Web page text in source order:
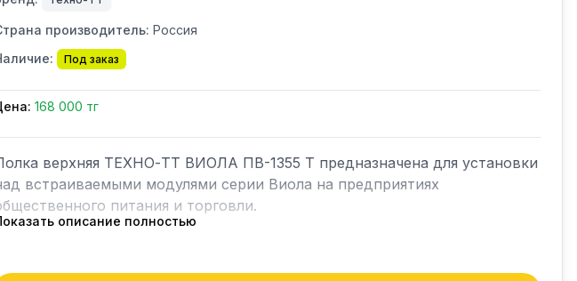
производитель: Россия
Под заказ
168 000 тг
верхняя ТЕХНО-ТТ ВИОЛА ПВ-1355 Т предназначена для установки
встраиваемыми модулями серии Виола на предприятиях
питания и торговли.
описание полностью